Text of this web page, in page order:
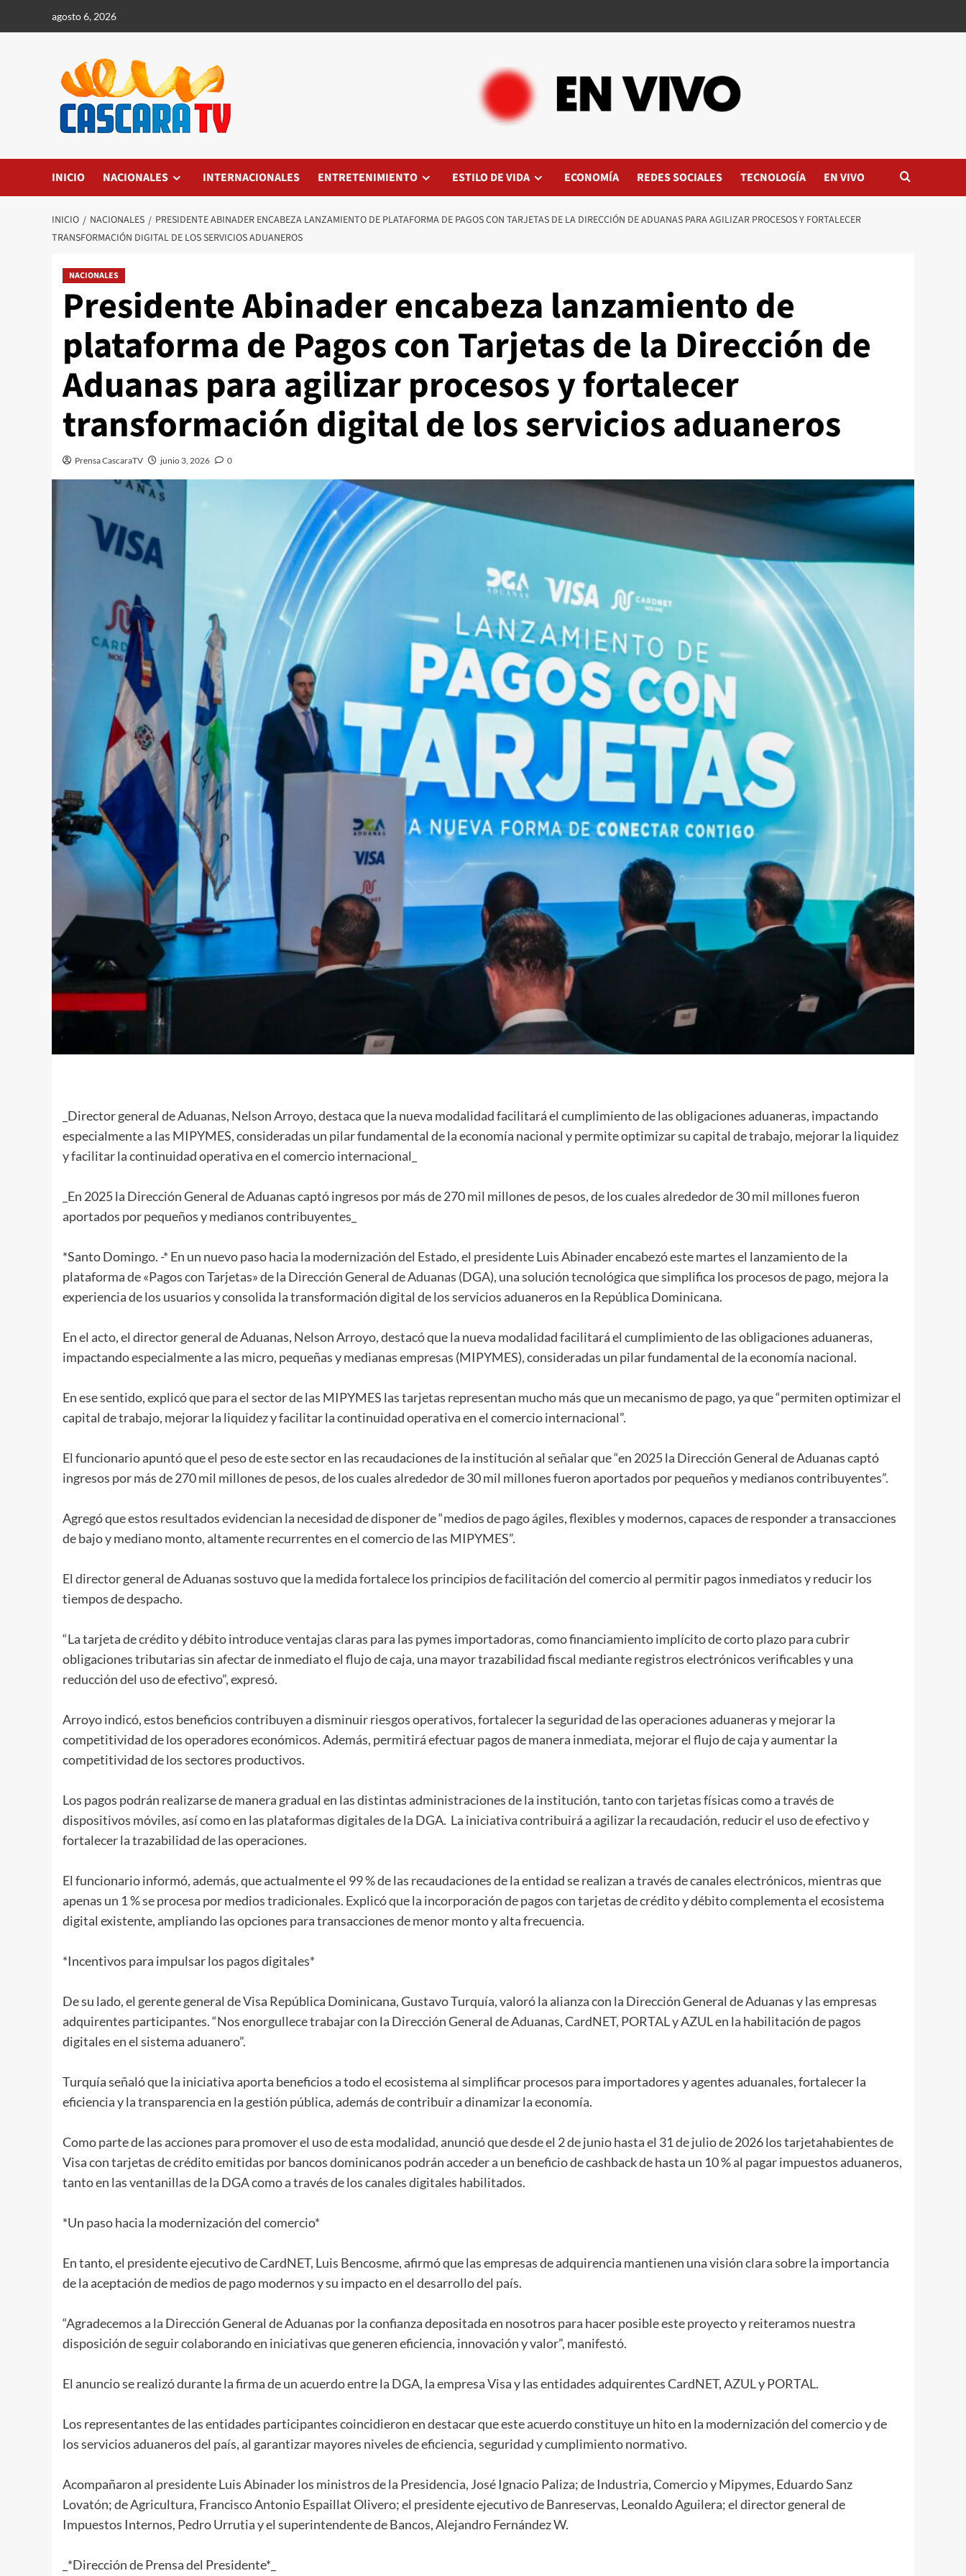
agosto 6, 2026
INICIO NACIONALES INTERNACIONALES ENTRETENIMIENTO ESTILO DE VIDA ECONOMÍA REDES SOCIALES TECNOLOGÍA EN VIVO
INICIO NACIONALES
PRESIDENTE ABINADER ENCABEZA LANZAMIENTO DE PLATAFORMA DE PAGOS CON TARJETAS DE LA DIRECCIÓN DE ADUANAS PARA AGILIZAR PROCESOS Y FORTALECER
TRANSFORMACIÓN DIGITAL DE LOS SERVICIOS ADUANEROS
NACIONALES
Presidente Abinader encabeza lanzamiento de
plataforma de Pagos con Tarjetas de la Dirección de
Aduanas para agilizar procesos y fortalecer
transformación digital de los servicios aduaneros
Prensa CascaraTV junio 3, 2026 0
_Director general de Aduanas, Nelson Arroyo, destaca que la nueva modalidad facilitará el cumplimiento de las obligaciones aduaneras, impactando
especialmente a las MIPYMES, consideradas un pilar fundamental de la economía nacional y permite optimizar su capital de trabajo, mejorar la liquidez
y facilitar la continuidad operativa en el comercio internacional_
_En 2025 la Dirección General de Aduanas captó ingresos por más de 270 mil millones de pesos, de los cuales alrededor de 30 mil millones fueron
aportados por pequeños y medianos contribuyentes_
*Santo Domingo. -* En un nuevo paso hacia la modernización del Estado, el presidente Luis Abinader encabezó este martes el lanzamiento de la
plataforma de «Pagos con Tarjetas» de la Dirección General de Aduanas (DGA), una solución tecnológica que simplifica los procesos de pago, mejora la
experiencia de los usuarios y consolida la transformación digital de los servicios aduaneros en la República Dominicana.
En el acto, el director general de Aduanas, Nelson Arroyo, destacó que la nueva modalidad facilitará el cumplimiento de las obligaciones aduaneras,
impactando especialmente a las micro, pequeñas y medianas empresas (MIPYMES), consideradas un pilar fundamental de la economía nacional.
En ese sentido, explicó que para el sector de las MIPYMES las tarjetas representan mucho más que un mecanismo de pago, ya que “permiten optimizar el
capital de trabajo, mejorar la liquidez y facilitar la continuidad operativa en el comercio internacional”.
El funcionario apuntó que el peso de este sector en las recaudaciones de la institución al señalar que “en 2025 la Dirección General de Aduanas captó
ingresos por más de 270 mil millones de pesos, de los cuales alrededor de 30 mil millones fueron aportados por pequeños y medianos contribuyentes”.
Agregó que estos resultados evidencian la necesidad de disponer de “medios de pago ágiles, flexibles y modernos, capaces de responder a transacciones
de bajo y mediano monto, altamente recurrentes en el comercio de las MIPYMES”.
El director general de Aduanas sostuvo que la medida fortalece los principios de facilitación del comercio al permitir pagos inmediatos y reducir los
tiempos de despacho.
“La tarjeta de crédito y débito introduce ventajas claras para las pymes importadoras, como financiamiento implícito de corto plazo para cubrir
obligaciones tributarias sin afectar de inmediato el flujo de caja, una mayor trazabilidad fiscal mediante registros electrónicos verificables y una
reducción del uso de efectivo”, expresó.
Arroyo indicó, estos beneficios contribuyen a disminuir riesgos operativos, fortalecer la seguridad de las operaciones aduaneras y mejorar la
competitividad de los operadores económicos. Además, permitirá efectuar pagos de manera inmediata, mejorar el flujo de caja y aumentar la
competitividad de los sectores productivos.
Los pagos podrán realizarse de manera gradual en las distintas administraciones de la institución, tanto con tarjetas físicas como a través de
dispositivos móviles, así como en las plataformas digitales de la DGA. La iniciativa contribuirá a agilizar la recaudación, reducir el uso de efectivo y
fortalecer la trazabilidad de las operaciones.
El funcionario informó, además, que actualmente el 99 % de las recaudaciones de la entidad se realizan a través de canales electrónicos, mientras que
apenas un 1 % se procesa por medios tradicionales. Explicó que la incorporación de pagos con tarjetas de crédito y débito complementa el ecosistema
digital existente, ampliando las opciones para transacciones de menor monto y alta frecuencia.
*Incentivos para impulsar los pagos digitales*
De su lado, el gerente general de Visa República Dominicana, Gustavo Turquía, valoró la alianza con la Dirección General de Aduanas y las empresas
adquirentes participantes. “Nos enorgullece trabajar con la Dirección General de Aduanas, CardNET, PORTAL y AZUL en la habilitación de pagos
digitales en el sistema aduanero”.
Turquía señaló que la iniciativa aporta beneficios a todo el ecosistema al simplificar procesos para importadores y agentes aduanales, fortalecer la
eficiencia y la transparencia en la gestión pública, además de contribuir a dinamizar la economía.
Como parte de las acciones para promover el uso de esta modalidad, anunció que desde el 2 de junio hasta el 31 de julio de 2026 los tarjetahabientes de
Visa con tarjetas de crédito emitidas por bancos dominicanos podrán acceder a un beneficio de cashback de hasta un 10 % al pagar impuestos aduaneros,
tanto en las ventanillas de la DGA como a través de los canales digitales habilitados.
*Un paso hacia la modernización del comercio*
En tanto, el presidente ejecutivo de CardNET, Luis Bencosme, afirmó que las empresas de adquirencia mantienen una visión clara sobre la importancia
de la aceptación de medios de pago modernos y su impacto en el desarrollo del país.
“Agradecemos a la Dirección General de Aduanas por la confianza depositada en nosotros para hacer posible este proyecto y reiteramos nuestra
disposición de seguir colaborando en iniciativas que generen eficiencia, innovación y valor”, manifestó.
El anuncio se realizó durante la firma de un acuerdo entre la DGA, la empresa Visa y las entidades adquirentes CardNET, AZUL y PORTAL.
Los representantes de las entidades participantes coincidieron en destacar que este acuerdo constituye un hito en la modernización del comercio y de
los servicios aduaneros del país, al garantizar mayores niveles de eficiencia, seguridad y cumplimiento normativo.
Acompañaron al presidente Luis Abinader los ministros de la Presidencia, José Ignacio Paliza; de Industria, Comercio y Mipymes, Eduardo Sanz
Lovatón; de Agricultura, Francisco Antonio Espaillat Olivero; el presidente ejecutivo de Banreservas, Leonaldo Aguilera; el director general de
Impuestos Internos, Pedro Urrutia y el superintendente de Bancos, Alejandro Fernández W.
_*Dirección de Prensa del Presidente*_